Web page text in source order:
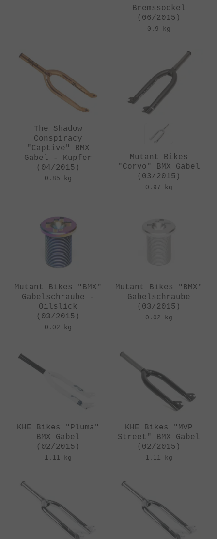
Bremssockel
(06/2015)
0.9 kg
The Shadow
Conspiracy
"Captive" BMX
Gabel - Kupfer
(04/2015)
0.85 kg
Mutant Bikes
"Corvo" BMX Gabel
(03/2015)
0.97 kg
Mutant Bikes "BMX"
Gabelschraube -
Oilslick
(03/2015)
0.02 kg
Mutant Bikes "BMX"
Gabelschraube
(03/2015)
0.02 kg
KHE Bikes "Pluma"
BMX Gabel
(02/2015)
1.11 kg
KHE Bikes "MVP
Street" BMX Gabel
(02/2015)
1.11 kg